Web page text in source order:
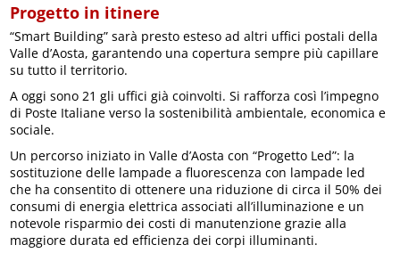
Progetto in itinere
“Smart Building” sarà presto esteso ad altri uffici postali della
Valle d’Aosta, garantendo una copertura sempre più capillare
su tutto il territorio.
A oggi sono 21 gli uffici già coinvolti. Si rafforza così l’impegno
di Poste Italiane verso la sostenibilità ambientale, economica e
sociale.
Un percorso iniziato in Valle d’Aosta con “Progetto Led”: la
sostituzione delle lampade a fluorescenza con lampade led
che ha consentito di ottenere una riduzione di circa il 50% dei
consumi di energia elettrica associati all’illuminazione e un
notevole risparmio dei costi di manutenzione grazie alla
maggiore durata ed efficienza dei corpi illuminanti.